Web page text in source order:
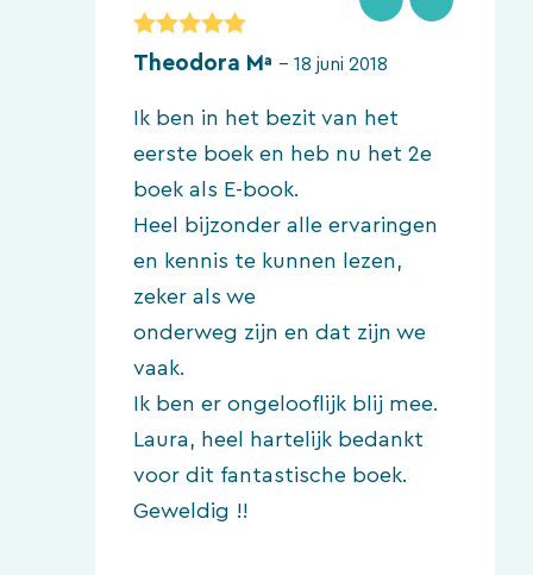
5van 5
Theodora Mª – 18 juni 2018
Ik ben in het bezit van het
eerste boek en heb nu het 2e
boek als E-book.
Heel bijzonder alle ervaringen
en kennis te kunnen lezen,
zeker als we
onderweg zijn en dat zijn we
vaak.
Ik ben er ongelooflijk blij mee.
Laura, heel hartelijk bedankt
voor dit fantastische boek.
Geweldig !!